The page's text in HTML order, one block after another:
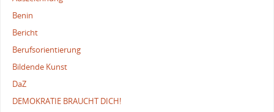
Benin
Bericht
Berufsorientierung
Bildende Kunst
DaZ
DEMOKRATIE BRAUCHT DICH!